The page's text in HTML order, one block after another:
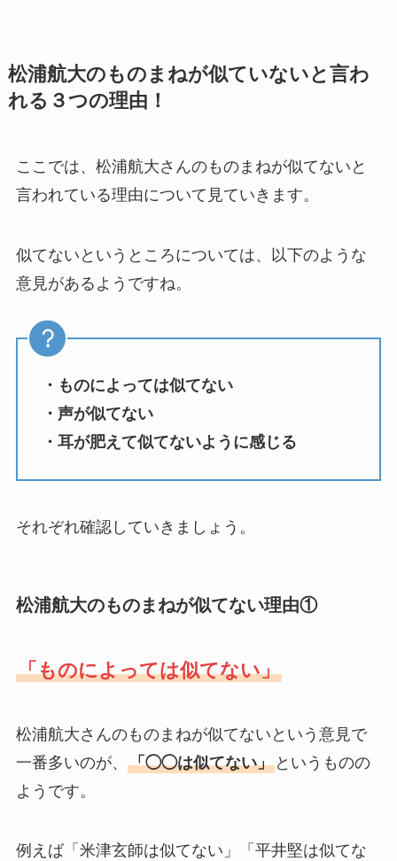
松浦航大のものまねが似ていないと言わ
れる３つの理由！
ここでは、松浦航大さんのものまねが似てないと
言われている理由について見ていきます。
似てないというところについては、以下のような
意見があるようですね。
・ものによっては似てない
・声が似てない
・耳が肥えて似てないように感じる
それぞれ確認していきましょう。
松浦航大のものまねが似てない理由①
「ものによっては似てない」
松浦航大さんのものまねが似てないという意見で
一番多いのが、 「◯◯は似てない」というものの
ようです。
例えば「米津玄師は似てない」「平井堅は似てな